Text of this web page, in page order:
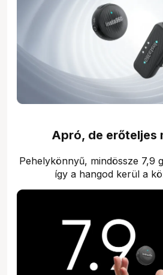
Apró, de erőteljes
Pehelykönnyű, mindössze 7,9
így a hangod kerül a